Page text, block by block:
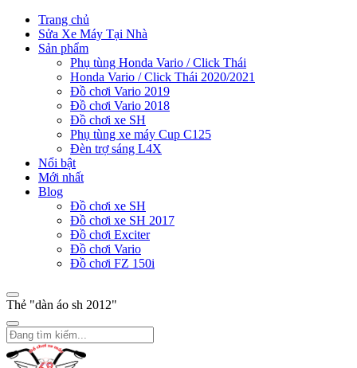
Trang chủ
Sửa Xe Máy Tại Nhà
Sản phẩm
Phụ tùng Honda Vario / Click Thái
Honda Vario / Click Thái 2020/2021
Đồ chơi Vario 2019
Đồ chơi Vario 2018
Đồ chơi xe SH
Phụ tùng xe máy Cup C125
Đèn trợ sáng L4X
Nổi bật
Mới nhất
Blog
Đồ chơi xe SH
Đồ chơi xe SH 2017
Đồ chơi Exciter
Đồ chơi Vario
Đồ chơi FZ 150i
Thẻ "dàn áo sh 2012"